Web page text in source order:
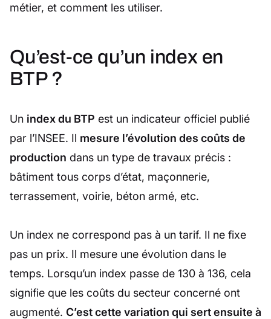
métier, et comment les utiliser.
Qu’est-ce qu’un index en
BTP ?
Un index du BTP est un indicateur officiel publié
par l’INSEE. Il mesure l’évolution des coûts de
production dans un type de travaux précis :
bâtiment tous corps d’état, maçonnerie,
terrassement, voirie, béton armé, etc.
Un index ne correspond pas à un tarif. Il ne fixe
pas un prix. Il mesure une évolution dans le
temps. Lorsqu’un index passe de 130 à 136, cela
signifie que les coûts du secteur concerné ont
augmenté. C’est cette variation qui sert ensuite à